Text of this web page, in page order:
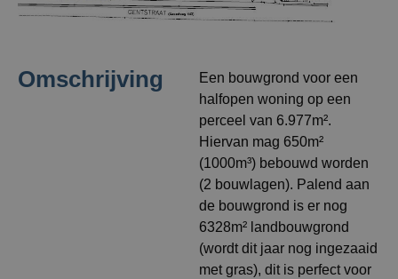
Omschrijving
Een bouwgrond voor een
halfopen woning op een
perceel van 6.977m².
Hiervan mag 650m²
(1000m³) bebouwd worden
(2 bouwlagen). Palend aan
de bouwgrond is er nog
6328m² landbouwgrond
(wordt dit jaar nog ingezaaid
met gras), dit is perfect voor